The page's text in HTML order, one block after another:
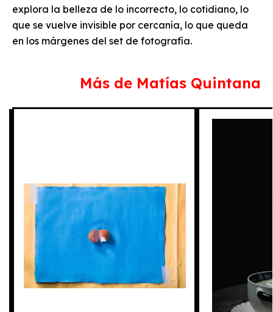
explora la belleza de lo incorrecto, lo cotidiano, lo
que se vuelve invisible por cercanía, lo que queda
en los márgenes del set de fotografía.
Más de Matías Quintana